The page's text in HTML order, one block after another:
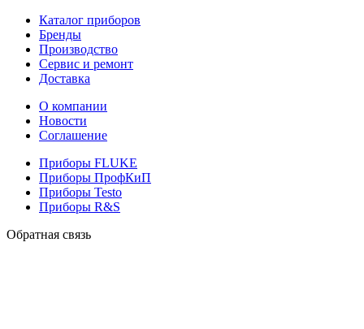
Каталог приборов
Бренды
Производство
Сервис и ремонт
Доставка
О компании
Новости
Соглашение
Приборы FLUKE
Приборы ПрофКиП
Приборы Testo
Приборы R&S
Обратная связь